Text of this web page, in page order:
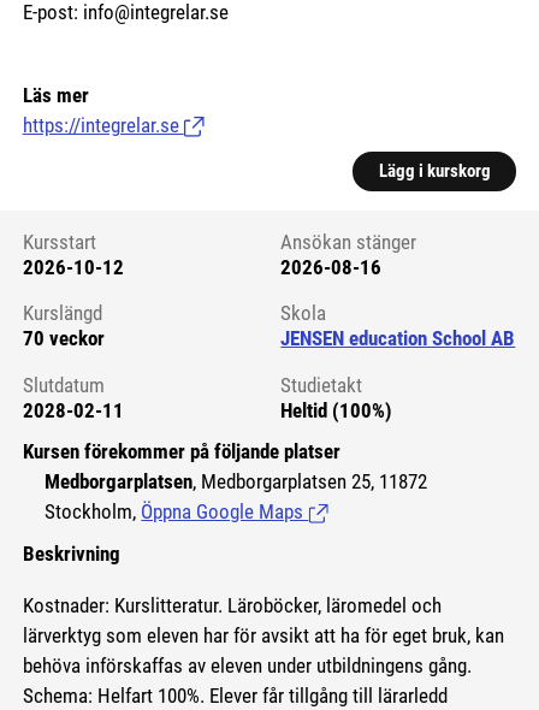
E-post: info@integrelar.se
Läs mer
https://integrelar.se (Länk till extern sida.)
Lägg i kurskorg
Kursstart 6092467
Kursstart
2026-10-12
Ansökan stänger
2026-08-16
Kurslängd
70 veckor
Skola
JENSEN education School AB
Slutdatum
2028-02-11
Studietakt
Heltid (100%)
Kursen förekommer på följande platser
Medborgarplatsen, Medborgarplatsen 25, 11872
Stockholm, Öppna Google Maps (Länk till extern sida.)
Beskrivning
Kostnader: Kurslitteratur. Läroböcker, läromedel och
lärverktyg som eleven har för avsikt att ha för eget bruk, kan
behöva införskaffas av eleven under utbildningens gång.
Schema: Helfart 100%. Elever får tillgång till lärarledd